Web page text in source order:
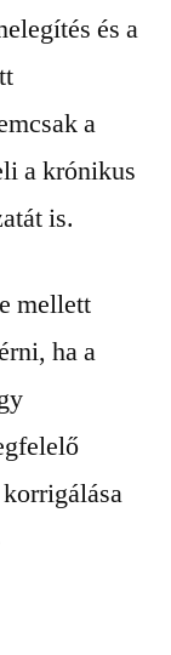
és a
a
a krónikus
is.
mellett
ha a